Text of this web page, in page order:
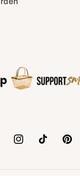
InstagramTikTok